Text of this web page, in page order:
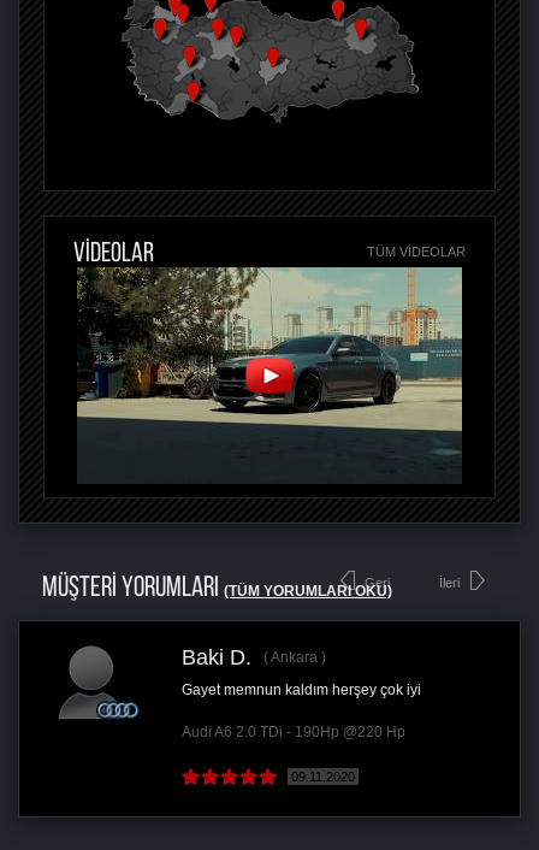
VİDEOLAR TÜM VIDEOLAR
MÜŞTERİ YORUMLARI (TÜM YORUMLARI OKU)
Geri
Baki D.
Ankara
Gayet memnun kaldım herşey çok iyi
Audi A6 2.0 TDi - 190Hp @220 Hp
09.11.2020
İleri